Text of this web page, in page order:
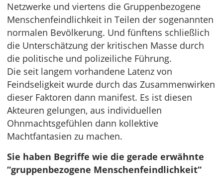
Netzwerke und viertens die Gruppenbezogene
Menschenfeindlichkeit in Teilen der sogenannten
normalen Bevölkerung. Und fünftens schließlich
die Unterschätzung der kritischen Masse durch
die politische und polizeiliche Führung.
Die seit langem vorhandene Latenz von
Feindseligkeit wurde durch das Zusammenwirken
dieser Faktoren dann manifest. Es ist diesen
Akteuren gelungen, aus individuellen
Ohnmachtsgefühlen dann kollektive
Machtfantasien zu machen.
Sie haben Begriffe wie die gerade erwähnte
“gruppenbezogene Menschenfeindlichkeit“